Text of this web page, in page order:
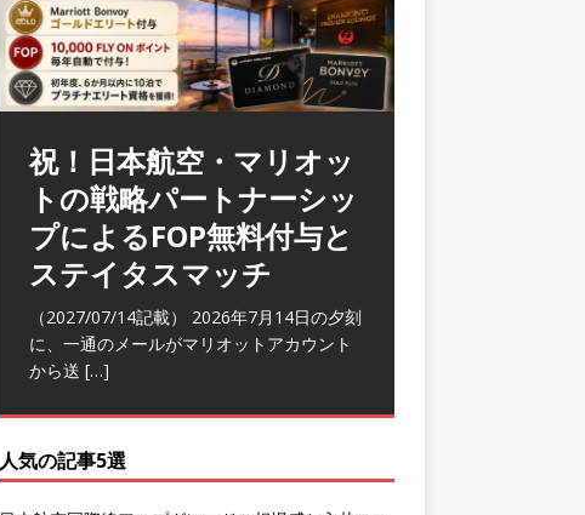
祝！日本航空・マリオッ
トの戦略パートナーシッ
プによるFOP無料付与と
ステイタスマッチ
（2027/07/14記載） 2026年7月14日の夕刻
に、一通のメールがマリオットアカウント
から送 […]
人気の記事5選